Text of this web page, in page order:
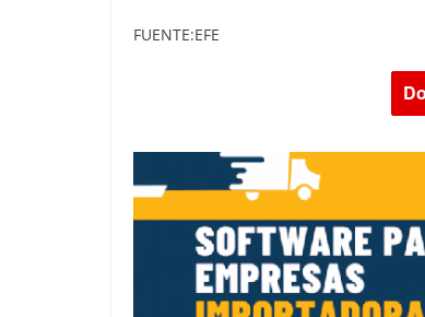
FUENTE:EFE